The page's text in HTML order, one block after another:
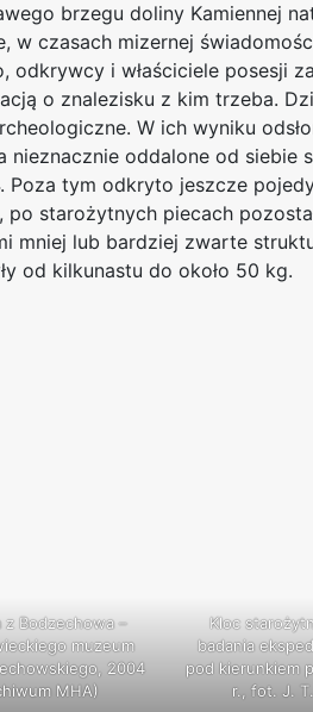
brzegu doliny Kamiennej
w czasach mizernej
odkrywcy i właściciele posesji
o znalezisku z kim trzeba.
W ich wyniku
nieznacznie oddalone od siebie
Poza tym odkryto jeszcze
starożytnych piecach
mniej lub bardziej zwarte
od kilkunastu do około 50 kg.
Bodzechowa –
muzeum
2004
MHA)
Kloc
badania
pod kierunkiem
r., fot. J.